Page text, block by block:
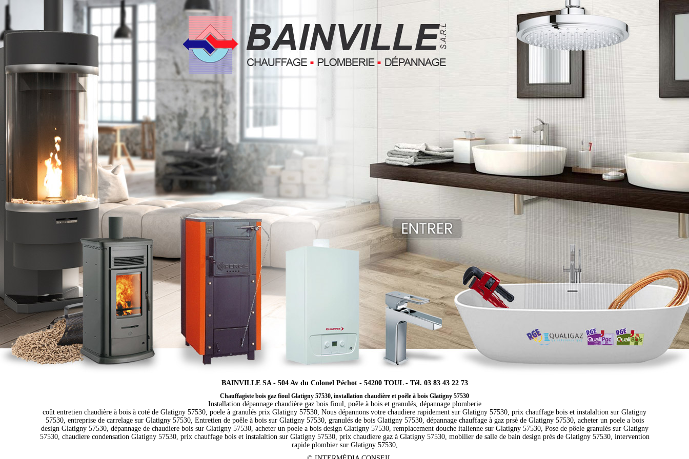
BAINVILLE SA - 504 Av du Colonel Péchot - 54200 TOUL - Tél. 03 83 43 22 73
Chauffagiste bois gaz fioul Glatigny 57530, installation chaudière et poêle à bois Glatigny 57530
Installation dépannage chaudière gaz bois fioul, poêle à bois et granulés, dépannage plomberie
coût entretien chaudière à bois à coté de Glatigny 57530, poele à granulés prix Glatigny 57530, Nous dépannons votre chaudiere rapidement sur Glatigny 57530, prix chauffage bois et instalaltion sur Glatigny
57530, entreprise de carrelage sur Glatigny 57530, Entretien de poêle à bois sur Glatigny 57530, granulés de bois Glatigny 57530, dépannage chauffage à gaz prsè de Glatigny 57530, acheter un poele a bois
design Glatigny 57530, dépannage de chaudiere bois sur Glatigny 57530, acheter un poele a bois design Glatigny 57530, remplacement douche italienne sur Glatigny 57530, Pose de pôele granulés sur Glatigny
57530, chaudiere condensation Glatigny 57530, prix chauffage bois et instalaltion sur Glatigny 57530, prix chaudiere gaz à Glatigny 57530, mobilier de salle de bain design près de Glatigny 57530, intervention
rapide plombier sur Glatigny 57530,